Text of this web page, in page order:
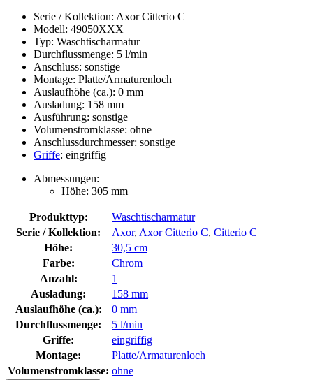
Serie / Kollektion: Axor Citterio C
Modell: 49050XXX
Typ: Waschtischarmatur
Durchflussmenge: 5 l/min
Anschluss: sonstige
Montage: Platte/Armaturenloch
Auslaufhöhe (ca.): 0 mm
Ausladung: 158 mm
Ausführung: sonstige
Volumenstromklasse: ohne
Anschlussdurchmesser: sonstige
Griffe: eingriffig
Abmessungen:
Höhe: 305 mm
Produkttyp:
Waschtischarmatur
Serie / Kollektion:
Axor, Axor Citterio C, Citterio C
Höhe:
30,5 cm
Farbe:
Chrom
Anzahl:
1
Ausladung:
158 mm
Auslaufhöhe (ca.):
0 mm
Durchflussmenge:
5 l/min
Griffe:
eingriffig
Montage:
Platte/Armaturenloch
Volumenstromklasse: ohne